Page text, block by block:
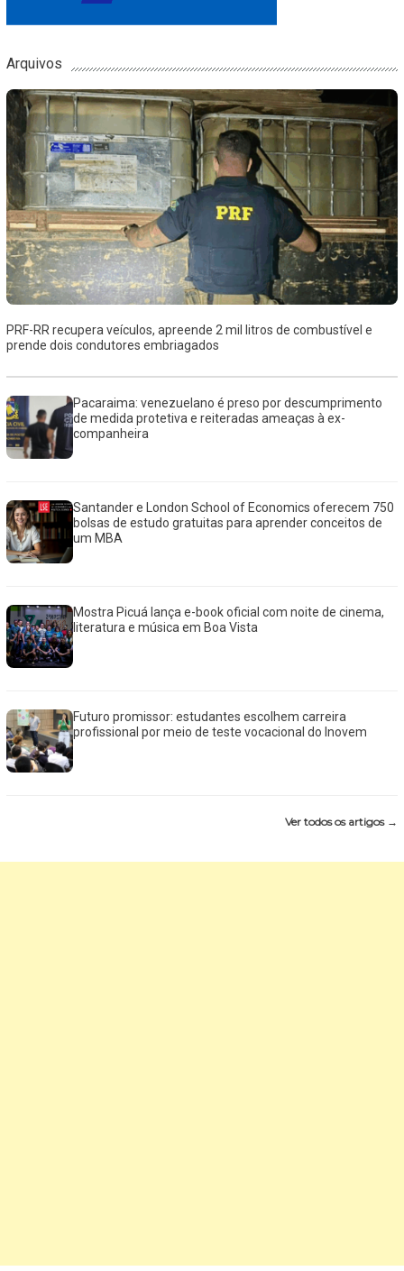
Arquivos
PRF-RR recupera veículos, apreende 2 mil litros de combustível e
prende dois condutores embriagados
Pacaraima: venezuelano é preso por descumprimento
de medida protetiva e reiteradas ameaças à ex-
companheira
Santander e London School of Economics oferecem 750
bolsas de estudo gratuitas para aprender conceitos de
um MBA
Mostra Picuá lança e-book oficial com noite de cinema,
literatura e música em Boa Vista
Futuro promissor: estudantes escolhem carreira
profissional por meio de teste vocacional do Inovem
Ver todos os artigos →